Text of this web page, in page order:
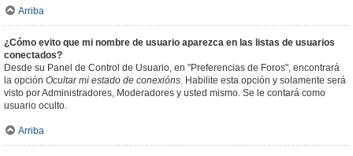
Arriba
¿Cómo evito que mi nombre de usuario aparezca en las listas de usuarios
conectados?
Desde su Panel de Control de Usuario, en "Preferencias de Foros", encontrará
la opción Ocultar mi estado de conexións. Habilite esta opción y solamente será
visto por Administradores, Moderadores y usted mismo. Se le contará como
usuario oculto.
Arriba